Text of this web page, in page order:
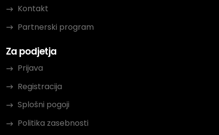
Kontakt
Partnerski program
Za podjetja
Prijava
Registracija
Splošni pogoji
Politika zasebnosti